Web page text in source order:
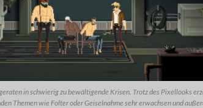
in schwierig zu bewältigende Krisen. Trotz des Pixellooks
Themen wie Folter oder Geiselnahme sehr erwachsen und